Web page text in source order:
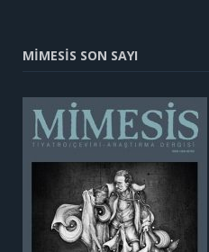
MİMESİS SON SAYI